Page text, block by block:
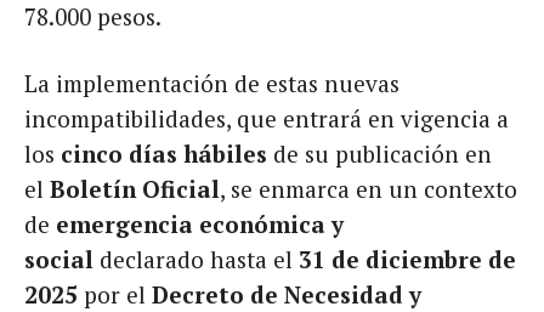
78.000 pesos.
La implementación de estas nuevas
incompatibilidades, que entrará en vigencia a
los cinco días hábiles de su publicación en
el Boletín Oficial, se enmarca en un contexto
de emergencia económica y
social declarado hasta el 31 de diciembre de
2025 por el Decreto de Necesidad y